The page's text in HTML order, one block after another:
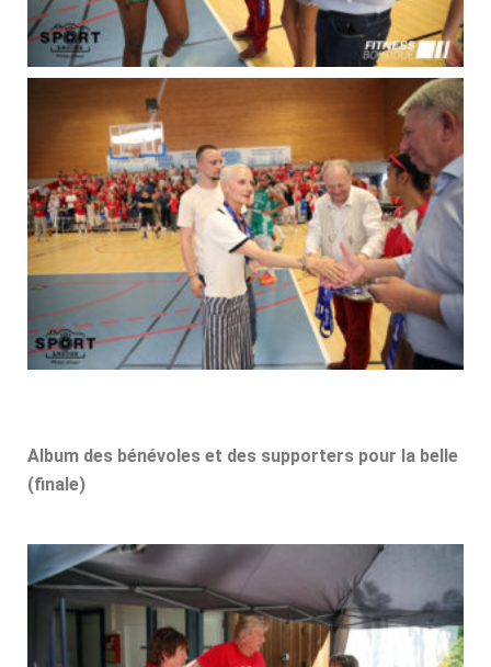
Album des bénévoles et des supporters pour la belle
(finale)